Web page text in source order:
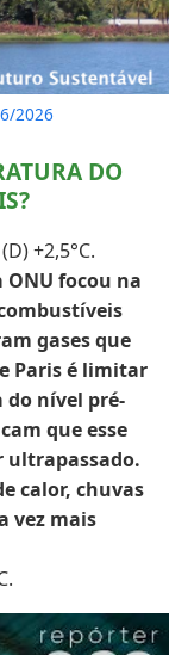
2026
DO
+2,5°C.
ONU focou na
gases que
Paris é limitar
do nível pré-
que esse
ultrapassado.
calor, chuvas
vez mais